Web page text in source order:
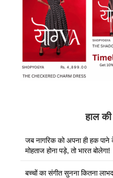
हाल
जब नागरिक को अपना ही हक पाने
मोहताज होना पड़े, तो भारत बोलेगा!
बच्चों का संगीत सुनना कितना